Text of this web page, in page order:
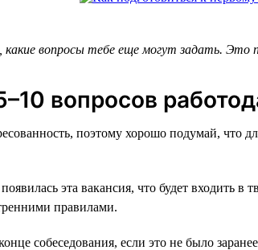
вопросы тебе еще могут задать. Это
вопросов
поэтому хорошо подумай, что
эта вакансия, что будет входить
правилами.
собеседования, если это не было